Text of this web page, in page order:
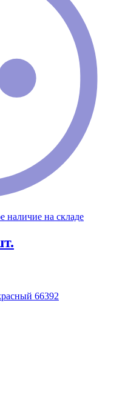
наличие на складе
66392